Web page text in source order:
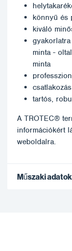
könnyű és
kiváló
minta -
minta
tartós,
A TROTEC®
információkért
weboldalra.
Műszaki adatok